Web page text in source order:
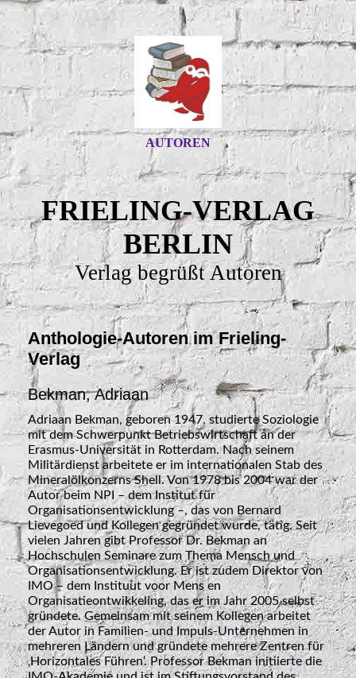
AUTOREN
FRIELING-VERLAG
BERLIN
Verlag begrüßt Autoren
Anthologie-Autoren im Frieling-
Verlag
Bekman, Adriaan
Adriaan Bekman, geboren 1947, studierte Soziologie
mit dem Schwerpunkt Betriebswirtschaft an der
Erasmus-Universität in Rotterdam. Nach seinem
Militärdienst arbeitete er im internationalen Stab des
Mineralölkonzerns Shell. Von 1978 bis 2004 war der
Autor beim NPI – dem Institut für
Organisationsentwicklung –, das von Bernard
Lievegoed und Kollegen gegründet wurde, tätig. Seit
vielen Jahren gibt Professor Dr. Bekman an
Hochschulen Seminare zum Thema Mensch und
Organisationsentwicklung. Er ist zudem Direktor von
IMO – dem Instituut voor Mens en
Organisatieontwikkeling, das er im Jahr 2005 selbst
gründete. Gemeinsam mit seinem Kollegen arbeitet
der Autor in Familien- und Impuls-Unternehmen in
mehreren Ländern und gründete mehrere Zentren für
‚Horizontales Führen‘. Professor Bekman initiierte die